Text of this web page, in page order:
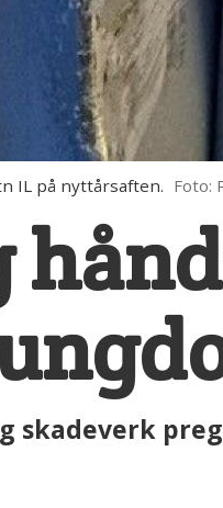
IL på nyttårsaften. Foto:
skadeverk